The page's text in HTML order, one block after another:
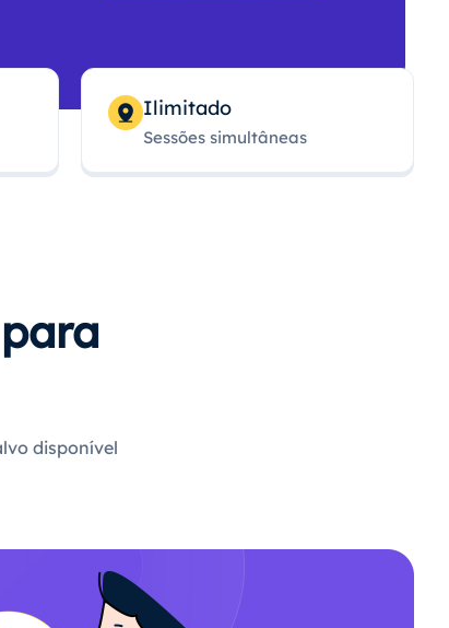
Ilimitado
Sessões simultâneas
disponível